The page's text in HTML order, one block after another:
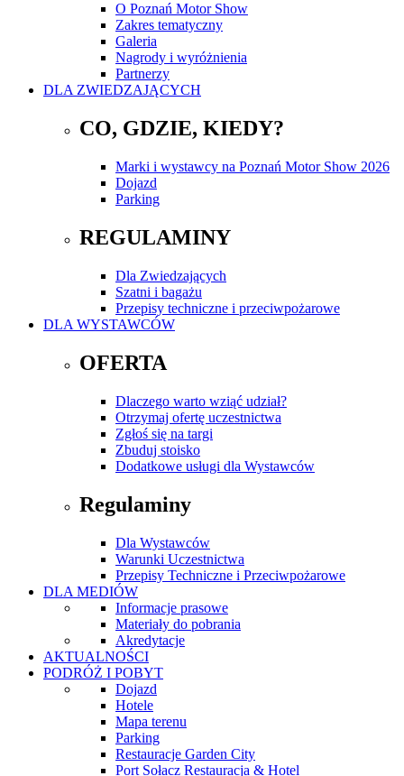
O Poznań Motor Show
Zakres tematyczny
Galeria
Nagrody i wyróżnienia
Partnerzy
DLA ZWIEDZAJĄCYCH
CO, GDZIE, KIEDY?
Marki i wystawcy na Poznań Motor Show 2026
Dojazd
Parking
REGULAMINY
Dla Zwiedzających
Szatni i bagażu
Przepisy techniczne i przeciwpożarowe
DLA WYSTAWCÓW
OFERTA
Dlaczego warto wziąć udział?
Otrzymaj ofertę uczestnictwa
Zgłoś się na targi
Zbuduj stoisko
Dodatkowe usługi dla Wystawców
Regulaminy
Dla Wystawców
Warunki Uczestnictwa
Przepisy Techniczne i Przeciwpożarowe
DLA MEDIÓW
Informacje prasowe
Materiały do pobrania
Akredytacje
AKTUALNOŚCI
PODRÓŻ I POBYT
Dojazd
Hotele
Mapa terenu
Parking
Restauracje Garden City
Port Sołacz Restauracja & Hotel